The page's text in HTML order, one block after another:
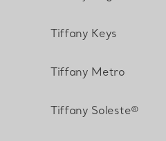
Tiffany Keys
Tiffany Metro
Tiffany Soleste®